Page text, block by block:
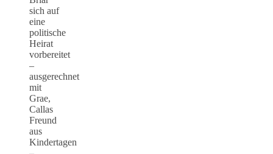
sich auf
eine
politische
Heirat
vorbereitet
–
ausgerechnet
mit
Grae,
Callas
Freund
aus
Kindertagen